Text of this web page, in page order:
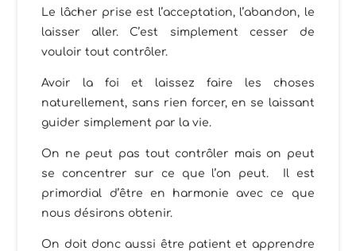
Le lâcher prise est l’acceptation, l’abandon, le
laisser aller. C’est simplement cesser de
vouloir tout contrôler.
Avoir la foi et laissez faire les choses
naturellement, sans rien forcer, en se laissant
guider simplement par la vie.
On ne peut pas tout contrôler mais on peut
se concentrer sur ce que l’on peut. Il est
primordial d’être en harmonie avec ce que
nous désirons obtenir.
On doit donc aussi être patient et apprendre